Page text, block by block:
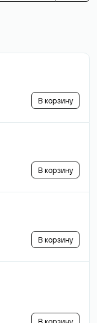
В корзину
В корзину
В корзину